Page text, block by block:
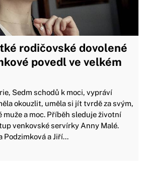
rodičovské dovolené
povedl ve velkém
Sedm schodů k moci, vypráví
okouzlit, uměla si jít tvrdě za svým,
a moc. Příběh sleduje životní
venkovské servírky Anny Malé.
Podzimková a Jiří...